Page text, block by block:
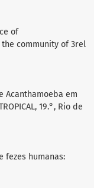
of
community of 3rel
Acanthamoeba em
19.°, Rio de
fezes humanas: